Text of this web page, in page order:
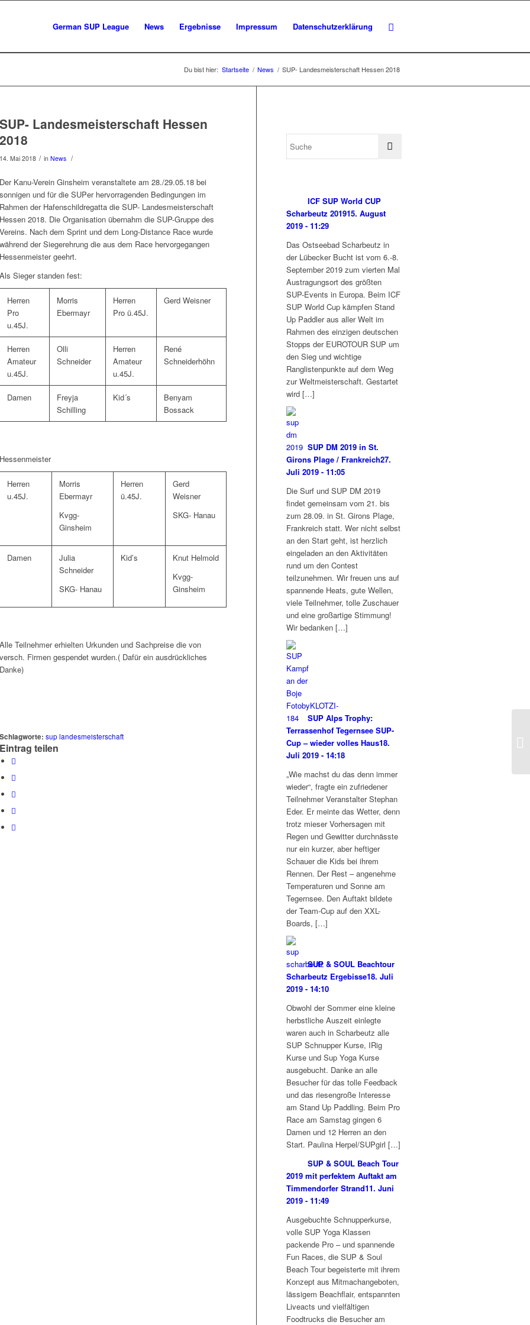
German SUP League News Ergebnisse Impressum Datenschutzerklärung
Du bist hier: Startseite / News / SUP- Landesmeisterschaft Hessen 2018
SUP- Landesmeisterschaft Hessen
2018
14. Mai 2018 / in News /
Der Kanu-Verein Ginsheim veranstaltete am 28./29.05.18 bei
sonnigen und für die SUPer hervorragenden Bedingungen im
Rahmen der Hafenschildregatta die SUP- Landesmeisterschaft
Hessen 2018. Die Organisation übernahm die SUP-Gruppe des
Vereins. Nach dem Sprint und dem Long-Distance Race wurde
während der Siegerehrung die aus dem Race hervorgegangen
Hessenmeister geehrt.
Als Sieger standen fest:
Herren
Pro
u.45J.
Morris
Ebermayr
Herren
Pro ü.45J.
Gerd Weisner
Herren
Amateur
u.45J.
Olli
Schneider
Herren
Amateur
u.45J.
René
Schneiderhöhn
Damen
Freyja
Schilling
Kid´s
Benyam
Bossack
Hessenmeister
Herren
u.45J.
Morris
Ebermayr
Kvgg-
Ginsheim
Herren
ü.45J.
Gerd
Weisner
SKG- Hanau
Damen
Julia
Schneider
SKG- Hanau
Kid’s
Knut Helmold
Kvgg-
Ginsheim
Alle Teilnehmer erhielten Urkunden und Sachpreise die von
versch. Firmen gespendet wurden.( Dafür ein ausdrückliches
Danke)
Schlagworte: sup landesmeisterschaft
Eintrag teilen
ICF SUP World CUP
Scharbeutz 201915. August
2019 - 11:29
Das Ostseebad Scharbeutz in
der Lübecker Bucht ist vom 6.-8.
September 2019 zum vierten Mal
Austragungsort des größten
SUP-Events in Europa. Beim ICF
SUP World Cup kämpfen Stand
Up Paddler aus aller Welt im
Rahmen des einzigen deutschen
Stopps der EUROTOUR SUP um
den Sieg und wichtige
Ranglistenpunkte auf dem Weg
zur Weltmeisterschaft. Gestartet
wird […]
SUP DM 2019 in St.
Girons Plage / Frankreich27.
Juli 2019 - 11:05
Die Surf und SUP DM 2019
findet gemeinsam vom 21. bis
zum 28.09. in St. Girons Plage,
Frankreich statt. Wer nicht selbst
an den Start geht, ist herzlich
eingeladen an den Aktivitäten
rund um den Contest
teilzunehmen. Wir freuen uns auf
spannende Heats, gute Wellen,
viele Teilnehmer, tolle Zuschauer
und eine großartige Stimmung!
Wir bedanken […]
SUP Alps Trophy:
Terrassenhof Tegernsee SUP-
Cup – wieder volles Haus18.
Juli 2019 - 14:18
„Wie machst du das denn immer
wieder“, fragte ein zufriedener
Teilnehmer Veranstalter Stephan
Eder. Er meinte das Wetter, denn
trotz mieser Vorhersagen mit
Regen und Gewitter durchnässte
nur ein kurzer, aber heftiger
Schauer die Kids bei ihrem
Rennen. Der Rest – angenehme
Temperaturen und Sonne am
Tegernsee. Den Auftakt bildete
der Team-Cup auf den XXL-
Boards, […]
SUP & SOUL Beachtour
Scharbeutz Ergebisse18. Juli
2019 - 14:10
Obwohl der Sommer eine kleine
herbstliche Auszeit einlegte
waren auch in Scharbeutz alle
SUP Schnupper Kurse, IRig
Kurse und Sup Yoga Kurse
ausgebucht. Danke an alle
Besucher für das tolle Feedback
und das riesengroße Interesse
am Stand Up Paddling. Beim Pro
Race am Samstag gingen 6
Damen und 12 Herren an den
Start. Paulina Herpel/SUPgirl […]
SUP & SOUL Beach Tour
2019 mit perfektem Auftakt am
Timmendorfer Strand11. Juni
2019 - 11:49
Ausgebuchte Schnupperkurse,
volle SUP Yoga Klassen
packende Pro – und spannende
Fun Races, die SUP & Soul
Beach Tour begeisterte mit ihrem
Konzept aus Mitmachangeboten,
lässigem Beachflair, entspannten
Liveacts und vielfältigen
Foodtrucks die Besucher am